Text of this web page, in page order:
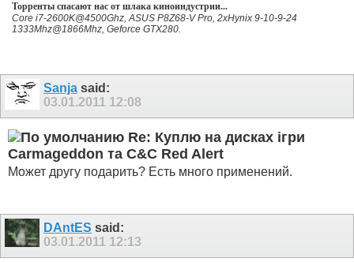
Торренты спасают нас от шлака киноиндустрии...
Core i7-2600K@4500Ghz, ASUS P8Z68-V Pro, 2xHynix 9-10-9-24
1333Mhz@1866Mhz, Geforce GTX280.
Sanja said:
03.01.2011 12:08
Re: Куплю на дисках ігри
Carmageddon та C&C Red Alert
Может другу подарить? Есть много применений.
DAntES said:
03.01.2011 12:13